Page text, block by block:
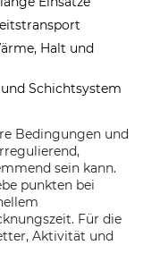
Halt und
Schichtsystem
Bedingungen und
sein kann.
punkten bei
Für die
Aktivität und